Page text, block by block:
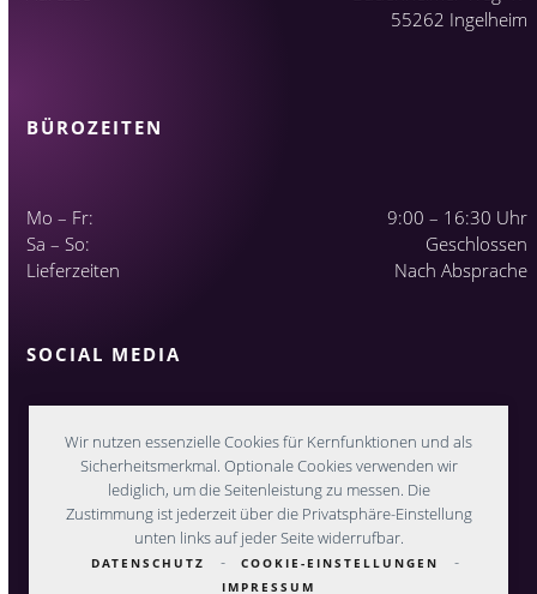
Wir nutzen essenzielle Cookies für Kernfunktionen und als
Sicherheitsmerkmal. Optionale Cookies verwenden wir
lediglich, um die Seitenleistung zu messen. Die
Zustimmung ist jederzeit über die Privatsphäre-Einstellung
unten links auf jeder Seite widerrufbar.
DATENSCHUTZ - COOKIE-EINSTELLUNGEN -
IMPRESSUM
55262 Ingelheim
BÜROZEITEN
Mo – Fr:
9:00 – 16:30 Uhr
Sa – So:
Geschlossen
Lieferzeiten
Nach Absprache
SOCIAL MEDIA